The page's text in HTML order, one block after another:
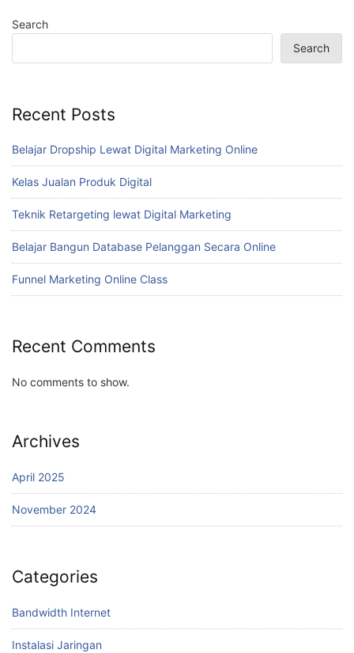
Search
Search
Recent Posts
Belajar Dropship Lewat Digital Marketing Online
Kelas Jualan Produk Digital
Teknik Retargeting lewat Digital Marketing
Belajar Bangun Database Pelanggan Secara Online
Funnel Marketing Online Class
Recent Comments
No comments to show.
Archives
April 2025
November 2024
Categories
Bandwidth Internet
Instalasi Jaringan